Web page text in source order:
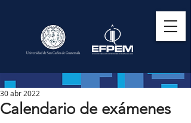
Calendario de exámenes
30 abr 2022